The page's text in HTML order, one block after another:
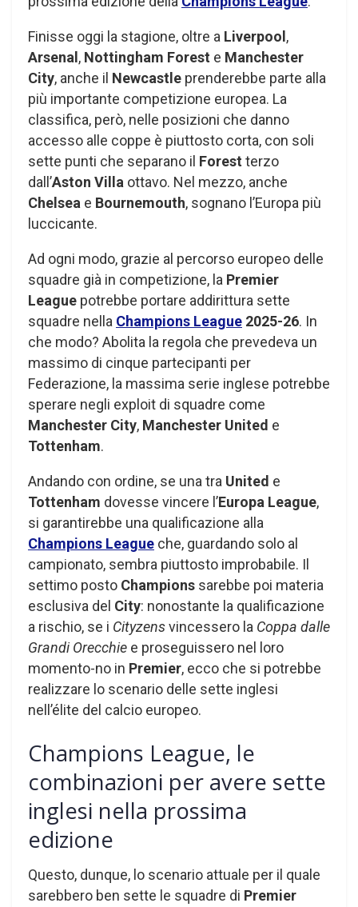
Finisse oggi la stagione, oltre a Liverpool ,
Arsenal , Nottingham Forest e Manchester
City, anche il Newcastle prenderebbe parte alla
più importante competizione europea. La
classifica, però, nelle posizioni che danno
accesso alle coppe è piuttosto corta, con soli
sette punti che separano il Forest terzo
dall’Aston Villa ottavo. Nel mezzo, anche
Chelsea e Bournemouth, sognano l’Europa più
luccicante.
Ad ogni modo, grazie al percorso europeo delle
squadre già in competizione, la Premier
League potrebbe portare addirittura sette
squadre nella Champions League 2025-26. In
che modo? Abolita la regola che prevedeva un
massimo di cinque partecipanti per
Federazione, la massima serie inglese potrebbe
sperare negli exploit di squadre come
Manchester City, Manchester United e
Tottenham.
Andando con ordine, se una tra United e
Tottenham dovesse vincere l’Europa League,
si garantirebbe una qualificazione alla
Champions League che, guardando solo al
campionato, sembra piuttosto improbabile. Il
settimo posto Champions sarebbe poi materia
esclusiva del City: nonostante la qualificazione
a rischio, se i Cityzensvincessero la Coppa dalle
Grandi Orecchie e proseguissero nel loro
momento-no in Premier, ecco che si potrebbe
realizzare lo scenario delle sette inglesi
nell’élite del calcio europeo.
Champions League, le
combinazioni per avere sette
inglesi nella prossima
edizione
Questo, dunque, lo scenario attuale per il quale
sarebbero ben sette le squadre di Premier